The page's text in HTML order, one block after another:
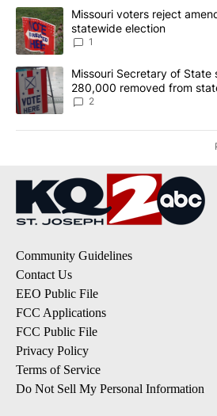
The following is a list of the most
A trending article titled "Missouri
Missouri voters reject
statewide election
1
A trending article titled "Missouri
Missouri Secretary of State
280,000 removed from
2
Community Guidelines
Contact Us
EEO Public File
FCC Applications
FCC Public File
Privacy Policy
Terms of Service
Do Not Sell My Personal Information